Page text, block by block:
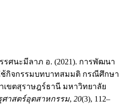
รศนะมีลาภ อ. (2021). การพัฒนา
กิจกรรมบทบาทสมมติ กรณีศึกษา
เขตสุราษฎร์ธานี มหาวิทยาลัย
ศาสตร์อุตสาหกรรม, 20(3), 112–